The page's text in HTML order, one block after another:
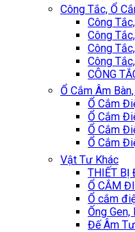
Công Tắc, Ổ
Công
Công
Công
Công
CÔNG
Ổ Cắm Âm
Ổ Cắm
Ổ Cắm
Ổ Cắm
Ổ Cắm
Vật Tư Khác
THIẾT BỊ
Ổ CẮM
Ổ cắm
Ống Gen,
Đế Âm